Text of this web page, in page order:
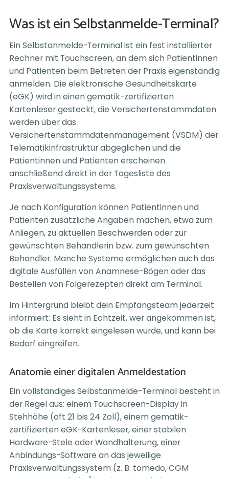
Was ist ein Selbstanmelde-Terminal?
Ein Selbstanmelde-Terminal ist ein fest installierter
Rechner mit Touchscreen, an dem sich Patientinnen
und Patienten beim Betreten der Praxis eigenständig
anmelden. Die elektronische Gesundheitskarte
(eGK) wird in einen gematik-zertifizierten
Kartenleser gesteckt, die Versichertenstammdaten
werden über das
Versichertenstammdatenmanagement (VSDM) der
Telematikinfrastruktur abgeglichen und die
Patientinnen und Patienten erscheinen
anschließend direkt in der Tagesliste des
Praxisverwaltungssystems.
Je nach Konfiguration können Patientinnen und
Patienten zusätzliche Angaben machen, etwa zum
Anliegen, zu aktuellen Beschwerden oder zur
gewünschten Behandlerin bzw. zum gewünschten
Behandler. Manche Systeme ermöglichen auch das
digitale Ausfüllen von Anamnese-Bögen oder das
Bestellen von Folgerezepten direkt am Terminal.
Im Hintergrund bleibt dein Empfangsteam jederzeit
informiert: Es sieht in Echtzeit, wer angekommen ist,
ob die Karte korrekt eingelesen wurde, und kann bei
Bedarf eingreifen.
Anatomie einer digitalen Anmeldestation
Ein vollständiges Selbstanmelde-Terminal besteht in
der Regel aus: einem Touchscreen-Display in
Stehhöhe (oft 21 bis 24 Zoll), einem gematik-
zertifizierten eGK-Kartenleser, einer stabilen
Hardware-Stele oder Wandhalterung, einer
Anbindungs-Software an das jeweilige
Praxisverwaltungssystem (z. B. tomedo, CGM